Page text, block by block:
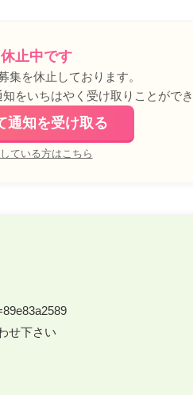
止中です
集を休止しております。
をいちはやく受け取りことがで
通知を受け取る
ている方はこちら
せ下さい